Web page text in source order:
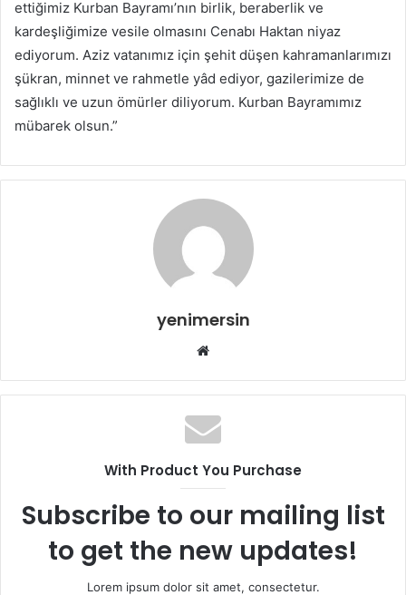
ettiğimiz Kurban Bayramı’nın birlik, beraberlik ve
kardeşliğimize vesile olmasını Cenabı Haktan niyaz
ediyorum. Aziz vatanımız için şehit düşen kahramanlarımızı
şükran, minnet ve rahmetle yâd ediyor, gazilerimize de
sağlıklı ve uzun ömürler diliyorum. Kurban Bayramımız
mübarek olsun.”
yenimersin
Web
With Product You Purchase
Subscribe to our mailing list
to get the new updates!
Lorem ipsum dolor sit amet, consectetur.